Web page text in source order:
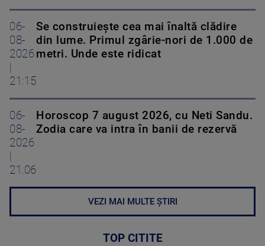
06-
08-
2026
21:15
Se construiește cea mai înaltă clădire
din lume. Primul zgârie-nori de 1.000 de
metri. Unde este ridicat
06-
08-
2026
21:06
Horoscop 7 august 2026, cu Neti Sandu.
Zodia care va intra în banii de rezervă
VEZI MAI MULTE ȘTIRI
TOP CITITE